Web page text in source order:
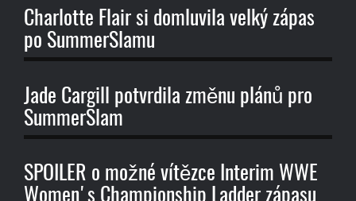
Charlotte Flair si domluvila velký zápas
po SummerSlamu
Jade Cargill potvrdila změnu plánů pro
SummerSlam
SPOILER o možné vítězce Interim WWE
Women's Championship Ladder zápasu